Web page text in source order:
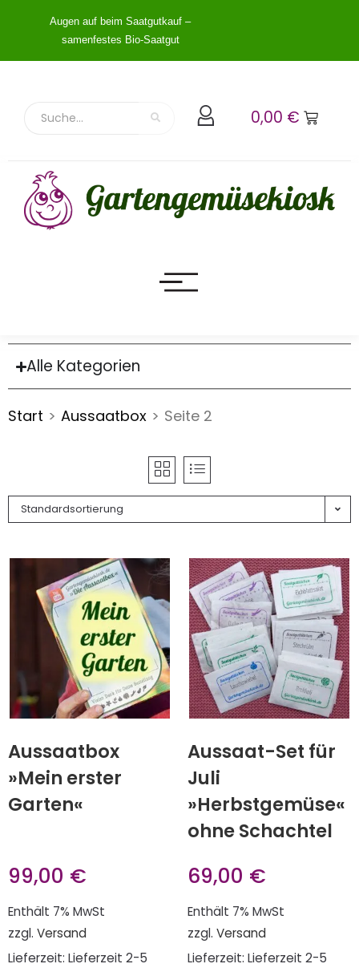
Augen auf beim Saatgutkauf –
samenfestes Bio-Saatgut
0,00 €
Alle Kategorien
Start > Aussaatbox > Seite 2
Standardsortierung
Aussaatbox
»Mein erster
Garten«
99,00 €
Enthält 7% MwSt
zzgl. Versand
Lieferzeit: Lieferzeit 2-5
Aussaat-Set für
Juli
»Herbstgemüse«
ohne Schachtel
69,00 €
Enthält 7% MwSt
zzgl. Versand
Lieferzeit: Lieferzeit 2-5